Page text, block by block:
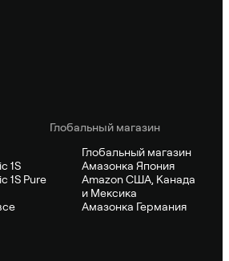
1S
1S Pure
Глобальный магазин
Глобальный магазин
Амазонка Япония
Amazon США, Канада
и Мексика
Амазонка Германия